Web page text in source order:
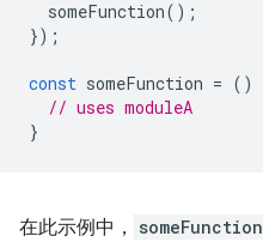
someFunction();
});
const someFunction = ()
// uses moduleA
}
在此示例中， someFunction